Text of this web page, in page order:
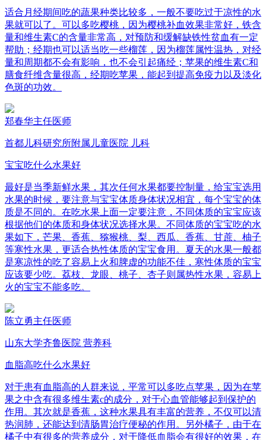
适合月经期间吃的蔬果种类比较多，一般不要吃过于凉性的水
果就可以了。可以多吃樱桃，因为樱桃补血效果非常好，铁含
量和维生素C的含量非常高，对预防和缓解缺铁性贫血有一定
帮助；经期也可以适当吃一些榴莲，因为榴莲属性温热，对经
量和周期都不会有影响，也不会引起痛经；苹果的维生素C和
膳食纤维含量很高，经期吃苹果，能起到提高免疫力以及淡化
色斑的功效。
郑春华主任医师
首都儿科研究所附属儿童医院 儿科
宝宝吃什么水果好
最好是当季新鲜水果，其次任何水果都要控制量，给宝宝选用
水果的时候，要注意与宝宝体质身体状况相宜，每个宝宝的体
质是不同的。在吃水果上面一定要注意，不同体质的宝宝应该
根据他们的体质和身体状况选择水果。不同体质的宝宝吃的水
果如下，芒果、香蕉、猕猴桃、梨、西瓜、香蕉、甘蔗、柚子
等寒性水果，更适合热性体质的宝宝食用。夏天的水果一般都
是寒凉性的吃了容易上火和脾虚的功能不佳，寒性体质的宝宝
应该要少吃。荔枝、龙眼、桃子、杏子则属热性水果，容易上
火的宝宝不能多吃。
陈立勇主任医师
山东大学齐鲁医院 营养科
血脂高吃什么水果好
对于患有血脂高的人群来说，平常可以多吃点苹果，因为在苹
果之中含有很多维生素c的成分，对于心血管能够起到保护的
作用。其次就是香蕉，这种水果具有丰富的营养，不仅可以清
热润肺，还能达到清肠胃治疗便秘的作用。另外橘子，由于在
橘子中有很多的营养成分，对于降低血脂会有很好的效果，在